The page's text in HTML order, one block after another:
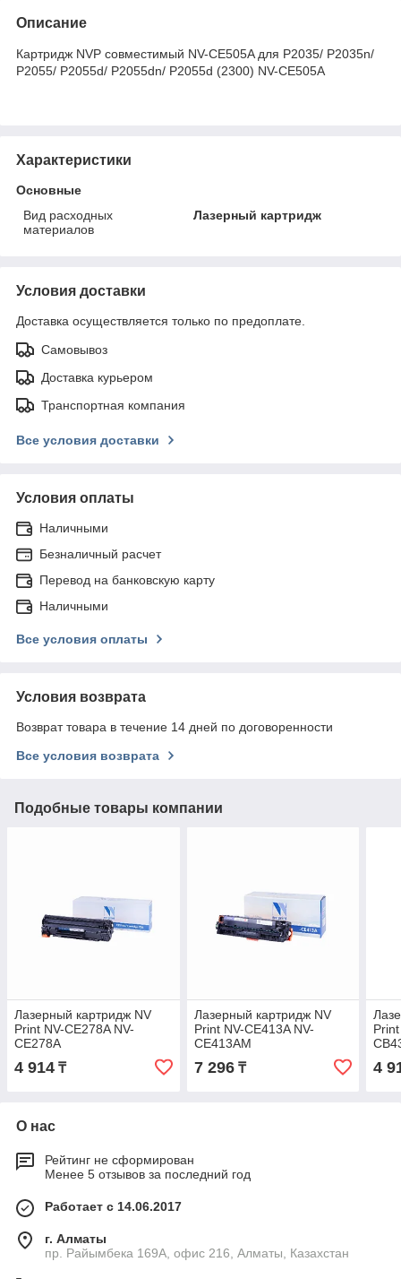
Описание
Картридж NVP совместимый NV-CE505A для P2035/ P2035n/
P2055/ P2055d/ P2055dn/ P2055d (2300) NV-CE505A
Характеристики
Основные
Вид расходных
материалов
Лазерный картридж
Условия доставки
Доставка осуществляется только по предоплате.
Самовывоз
Доставка курьером
Транспортная компания
Все условия доставки
Условия оплаты
Наличными
Безналичный расчет
Перевод на банковскую карту
Наличными
Все условия оплаты
Условия возврата
Возврат товара в течение 14 дней по договоренности
Все условия возврата
Подобные товары компании
Лазерный картридж NV
Print NV-CE278A NV-
CE278A
4 914 ₸
Лазерный картридж NV
Print NV-CE413A NV-
CE413AM
7 296₸ 4
О нас
Рейтинг не сформирован
Менее 5 отзывов за последний год
Работает с 14.06.2017
г. Алматы
пр. Райымбека 169А, офис 216, Алматы, Казахстан